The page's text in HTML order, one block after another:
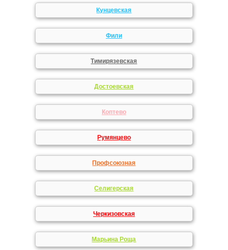
Кунцевская
Фили
Тимирязевская
Достоевская
Коптево
Румянцево
Профсоюзная
Селигерская
Черкизовская
Марьина Роща